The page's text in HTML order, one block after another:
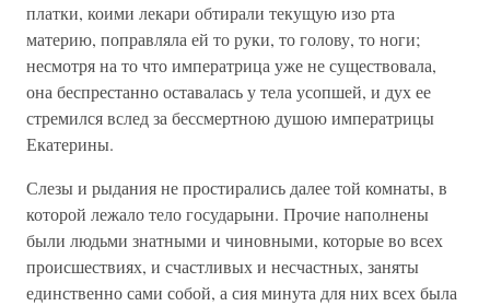
платки, коими лекари обтирали текущую изо рта
материю, поправляла ей то руки, то голову, то ноги;
несмотря на то что императрица уже не существовала,
она беспрестанно оставалась у тела усопшей, и дух ее
стремился вслед за бессмертною душою императрицы
Екатерины.
Слезы и рыдания не простирались далее той комнаты, в
которой лежало тело государыни. Прочие наполнены
были людьми знатными и чиновными, которые во всех
происшествиях, и счастливых и несчастных, заняты
единственно сами собой, а сия минута для них всех была